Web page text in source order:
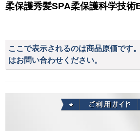
柔保護秀髪SPA柔保護科学技術
ここで表示されるのは商品原価です
はお問い合わせください。